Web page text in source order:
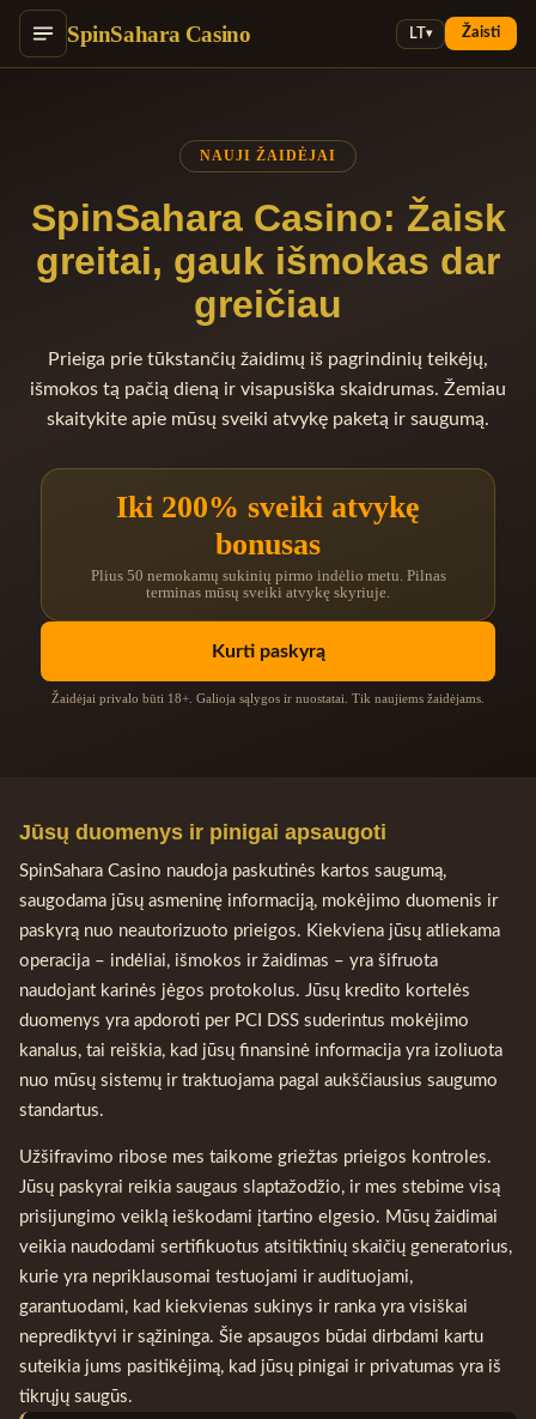
SpinSahara Casino LT ▾ Žaisti
NAUJI ŽAIDĖJAI
SpinSahara Casino: Žaisk
greitai, gauk išmokas dar
greičiau
Prieiga prie tūkstančių žaidimų iš pagrindinių teikėjų,
išmokos tą pačią dieną ir visapusiška skaidrumas. Žemiau
skaitykite apie mūsų sveiki atvykę paketą ir saugumą.
Iki 200% sveiki atvykę
bonusas
Plius 50 nemokamų sukinių pirmo indėlio metu. Pilnas
terminas mūsų sveiki atvykę skyriuje.
Kurti paskyrą
Žaidėjai privalo būti 18+. Galioja sąlygos ir nuostatai. Tik naujiems žaidėjams.
Jūsų duomenys ir pinigai apsaugoti
SpinSahara Casino naudoja paskutinės kartos saugumą,
saugodama jūsų asmeninę informaciją, mokėjimo duomenis ir
paskyrą nuo neautorizuoto prieigos. Kiekviena jūsų atliekama
operacija – indėliai, išmokos ir žaidimas – yra šifruota
naudojant karinės jėgos protokolus. Jūsų kredito kortelės
duomenys yra apdoroti per PCI DSS suderintus mokėjimo
kanalus, tai reiškia, kad jūsų finansinė informacija yra izoliuota
nuo mūsų sistemų ir traktuojama pagal aukščiausius saugumo
standartus.
Užšifravimo ribose mes taikome griežtas prieigos kontroles.
Jūsų paskyrai reikia saugaus slaptažodžio, ir mes stebime visą
prisijungimo veiklą ieškodami įtartino elgesio. Mūsų žaidimai
veikia naudodami sertifikuotus atsitiktinių skaičių generatorius,
kurie yra nepriklausomai testuojami ir audituojami,
garantuodami, kad kiekvienas sukinys ir ranka yra visiškai
neprediktyvi ir sąžininga. Šie apsaugos būdai dirbdami kartu
suteikia jums pasitikėjimą, kad jūsų pinigai ir privatumas yra iš
tikrųjų saugūs.